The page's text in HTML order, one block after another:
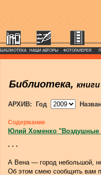
БИБЛИОТЕКА НАШИ АВТОРЫ ФОТОГАЛЕРЕЯ
Библиотека, книги
АРХИВ: Год
Содержание
Юлий Хоменко
. . .
А Вена — город небольшой,
Об этом смею сообщить вам